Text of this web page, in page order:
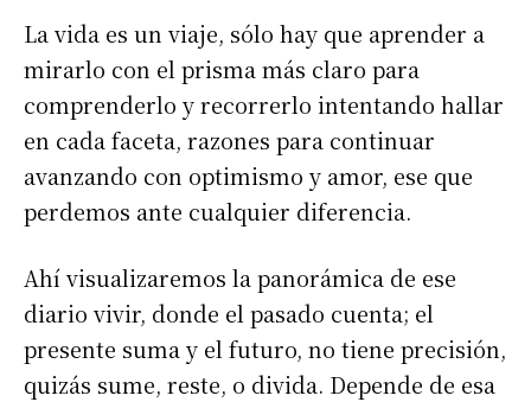
La vida es un viaje, sólo hay que aprender a
mirarlo con el prisma más claro para
comprenderlo y recorrerlo intentando hallar
en cada faceta, razones para continuar
avanzando con optimismo y amor, ese que
perdemos ante cualquier diferencia.
Ahí visualizaremos la panorámica de ese
diario vivir, donde el pasado cuenta; el
presente suma y el futuro, no tiene precisión,
quizás sume, reste, o divida. Depende de esa